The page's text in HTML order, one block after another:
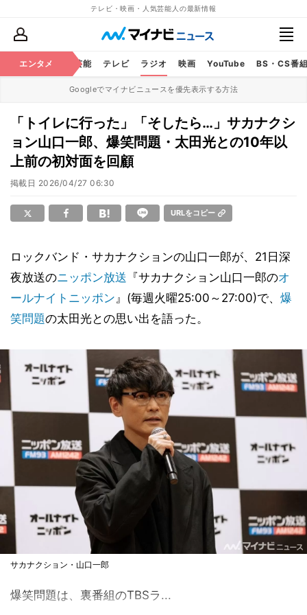
テレビ・映画・人気芸能人の最新情報
エンタメ 芸能 テレビ ラジオ 映画 YouTube BS・CS番
Googleでマイナビニュースを優先表示する方法
「トイレに行った」「そしたら…」サカナクシ
ョン山口一郎、爆笑問題・太田光との10年以
上前の初対面を回顧
掲載日 2026/04/27 06:30
URLをコピー
ロックバンド・サカナクションの山口一郎が、21日深
夜放送のニッポン放送 『サカナクション山口一郎のオ
ールナイトニッポン』(毎週火曜25:00～27:00)で、 爆
笑問題の太田光との思い出を語った。
サカナクション・山口一郎
爆笑問題は、裏番組のTBSラ...